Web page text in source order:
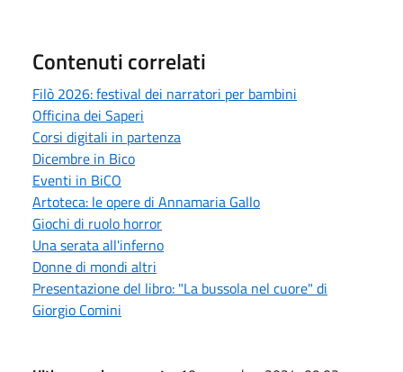
Contenuti correlati
Filò 2026: festival dei narratori per bambini
Officina dei Saperi
Corsi digitali in partenza
Dicembre in Bico
Eventi in BiCO
Artoteca: le opere di Annamaria Gallo
Giochi di ruolo horror
Una serata all'inferno
Donne di mondi altri
Presentazione del libro: "La bussola nel cuore" di
Giorgio Comini